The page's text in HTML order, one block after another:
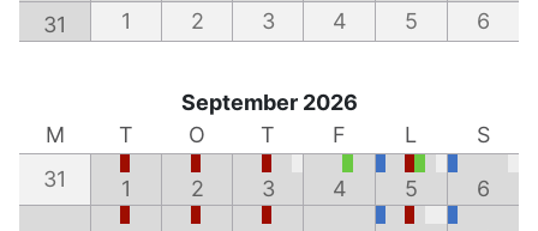
31
1 2 3 4 5 6
September 2026
M
T O T F L
S
31
1 2 3 4 5 6